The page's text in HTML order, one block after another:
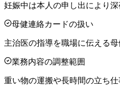
妊娠中は本人の申し出により
母健連絡カードの扱い
主治医の指導を職場に伝える
業務内容の調整範囲
重い物の運搬や長時間の立ち